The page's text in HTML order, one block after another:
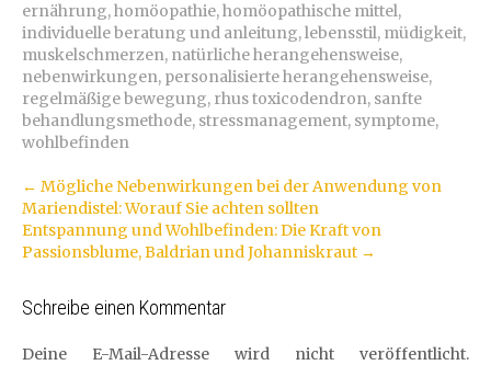
ernährung,homöopathie,homöopathische mittel,
individuelle beratung und anleitung,lebensstil, müdigkeit,
muskelschmerzen, natürliche herangehensweise,
nebenwirkungen, personalisierte herangehensweise,
regelmäßige bewegung, rhus toxicodendron, sanfte
behandlungsmethode, stressmanagement, symptome,
wohlbefinden
Artikel-
Navigation
← Mögliche Nebenwirkungen bei der Anwendung von
Mariendistel: Worauf Sie achten sollten
Entspannung und Wohlbefinden: Die Kraft von
Passionsblume, Baldrian und Johanniskraut →
Schreibe einen Kommentar
Deine E-Mail-Adresse wird nicht veröffentlicht.